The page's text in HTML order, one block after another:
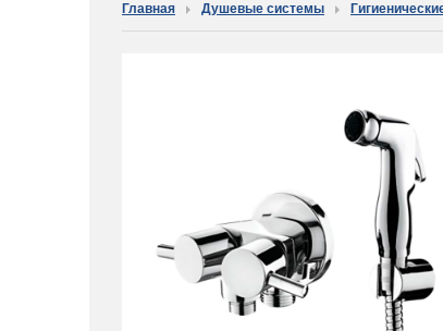
Главная Душевые системы